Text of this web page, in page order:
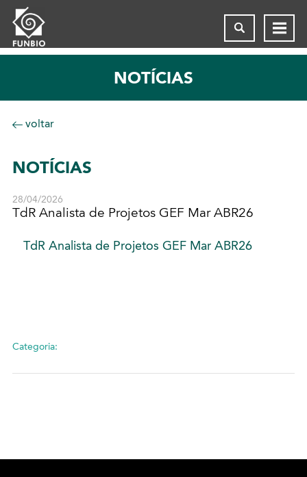
NOTÍCIAS
voltar
NOTÍCIAS
28/04/2026
TdR Analista de Projetos GEF Mar ABR26
TdR Analista de Projetos GEF Mar ABR26
Categoria: